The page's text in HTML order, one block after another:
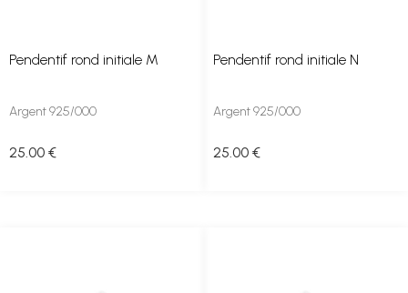
Pendentif rond initiale M
Argent 925/000
25 .00 €
Pendentif rond initiale N
Argent 925/000
25 .00 €